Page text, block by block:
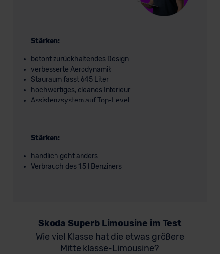
Stärken:
betont zurückhaltendes Design
verbesserte Aerodynamik
Stauraum fasst 645 Liter
hochwertiges, cleanes Interieur
Assistenzsystem auf Top-Level
Stärken:
handlich geht anders
Verbrauch des 1,5 l Benziners
Skoda Superb Limousine im Test
Wie viel Klasse hat die etwas größere
Mittelklasse-Limousine?